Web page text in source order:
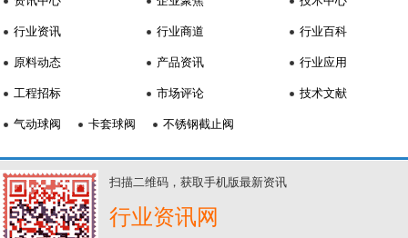
行业资讯
原料动态
工程招标
行业商道
产品资讯
市场评论
行业百科
行业应用
技术文献
气动球阀 卡套球阀 不锈钢截止阀
扫描二维码，获取手机版最新资讯
行业资讯网